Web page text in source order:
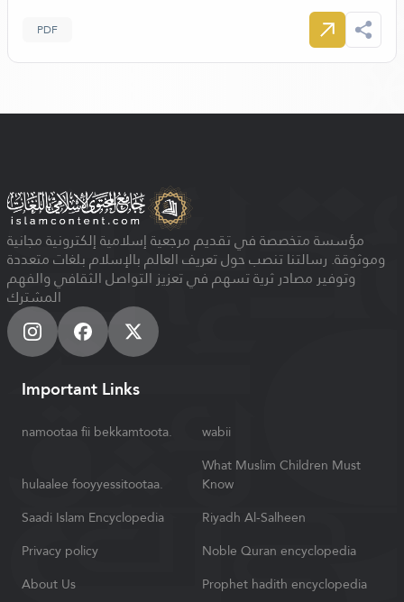
PDF
مؤسسة متخصصة في تقديم مرجعية إسلامية إلكترونية مجانية
وموثوقة. رسالتنا تنصب حول تعريف العالم بالإسلام بلغات متعددة
وتوفير مصادر ثرية تسهم في تعزيز التواصل الثقافي والفهم
المشترك
Important Links
namootaa fii bekkamtoota. wabii
hulaalee fooyyessitootaa.
What Muslim Children Must
Know
Saadi Islam Encyclopedia
Riyadh Al-Salheen
Privacy policy
Noble Quran encyclopedia
About Us
Prophet hadith encyclopedia